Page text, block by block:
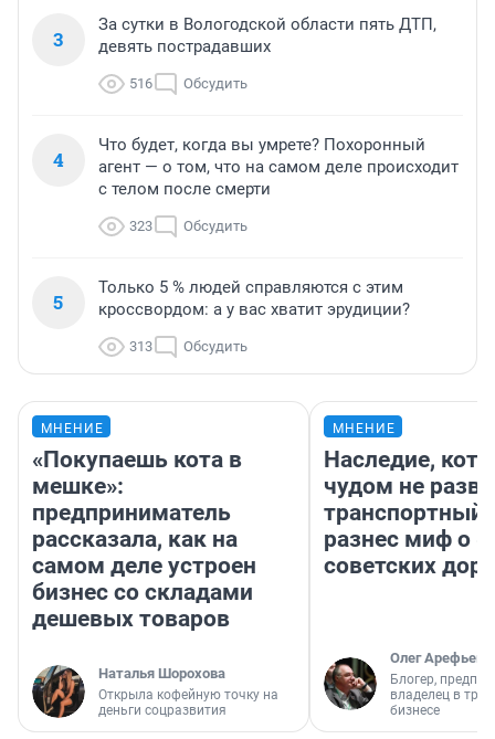
3
За сутки в Вологодской области пять ДТП,
девять пострадавших
516 Обсудить
4
Что будет, когда вы умрете? Похоронный
агент — о том, что на самом деле происходит
с телом после смерти
323 Обсудить
5
Только 5 % людей справляются с этим
кроссвордом: а у вас хватит эрудиции?
313 Обсудить
МНЕНИЕ
«Покупаешь кота в
мешке»:
предприниматель
рассказала, как на
самом деле устроен
бизнес со складами
дешевых товаров
Наталья Шорохова
Открыла кофейную точку на
деньги соцразвития
МНЕНИЕ
Наследие,
чудом не
транспортный
разнес миф о
советских
Олег Арефьев
Блогер,
владелец в
бизнесе